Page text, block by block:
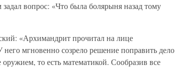
вопрос: «Что была болярыня назад тому
«Архимандрит прочитал на лице
мгновенно созрело решение поправить дело
то есть математикой. Сообразив все